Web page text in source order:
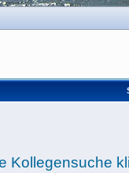
Kollegensuche